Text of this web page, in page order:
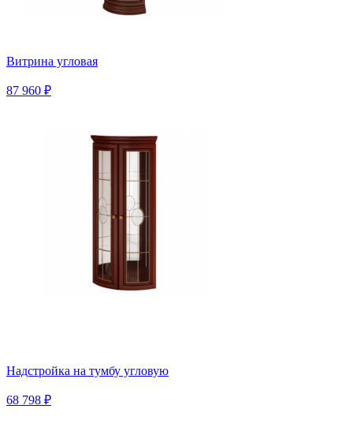
Витрина угловая
87 960 ₽
Надстройка на тумбу угловую
68 798 ₽